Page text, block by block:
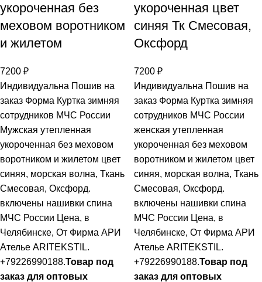
укороченная без
меховом воротником
и жилетом
7200 ₽
Индивидуальна Пошив на
заказ Форма Куртка зимняя
сотрудников МЧС России
Мужская утепленная
укороченная без меховом
воротником и жилетом цвет
синяя, морская волна, Ткань
Смесовая, Оксфорд.
включены нашивки спина
МЧС России Цена, в
Челябинске, От Фирма АРИ
Ателье ARITEKSTIL.
+79226990188.Товар под
заказ для оптовых
укороченная цвет
синяя Тк Смесовая,
Оксфорд
7200 ₽
Индивидуальна Пошив на
заказ Форма Куртка зимняя
сотрудников МЧС России
женская утепленная
укороченная без меховом
воротником и жилетом цвет
синяя, морская волна, Ткань
Смесовая, Оксфорд.
включены нашивки спина
МЧС России Цена, в
Челябинске, От Фирма АРИ
Ателье ARITEKSTIL.
+79226990188.Товар под
заказ для оптовых